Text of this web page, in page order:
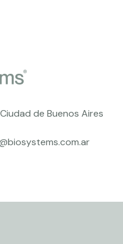
de Buenos Aires